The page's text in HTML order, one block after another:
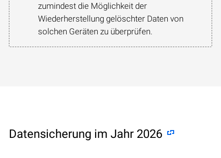
zumindest die Möglichkeit der
Wiederherstellung gelöschter Daten von
solchen Geräten zu überprüfen.
Datensicherung im Jahr 2026